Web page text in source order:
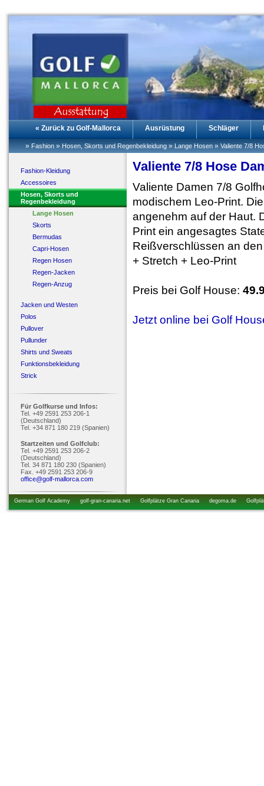
« Zurück zu Golf-Mallorca Ausrüstung Schläger
» Fashion » Hosen, Skorts und Regenbekleidung » Lange Hosen » Valiente 7/8
Fashion-Kleidung
Accessoires
Hosen, Skorts und
Regenbekleidung
Lange Hosen
Skorts
Bermudas
Capri-Hosen
Regen Hosen
Regen-Jacken
Regen-Anzug
Jacken und Westen
Polos
Pullover
Pullunder
Shirts und Sweats
Funktionsbekleidung
Strick
Für Golfkurse und Infos:
Tel. +49 2591 253 206-1
(Deutschland)
Tel. +34 871 180 219 (Spanien)
Startzeiten und Golfclub:
Tel. +49 2591 253 206-2
(Deutschland)
Tel. 34 871 180 230 (Spanien)
Fax. +49 2591 253 206-9
office@golf-mallorca.com
Valiente 7/8 Hose
Valiente Damen 7/8
modischem Leo-Print.
angenehm auf der Haut.
Print ein angesagtes
Reißverschlüssen an
+ Stretch + Leo-Print
Preis bei Golf House:
Jetzt online bei Golf
German Golf Academy golf-gran-canaria.net Golfplätze Gran Canaria degoma.de
startzeiten.de golfkurs-urlaub.de